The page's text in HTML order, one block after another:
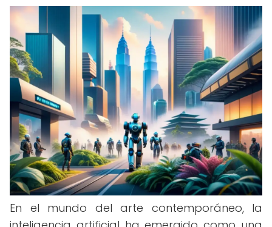
En el mundo del arte contemporáneo, la